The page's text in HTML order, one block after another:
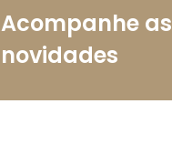
Acompanhe as
novidades